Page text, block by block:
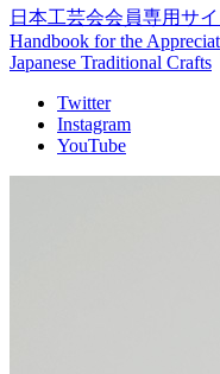
日本工芸会会員専用サイ
Handbook for the
Japanese Traditional Crafts
Twitter
Instagram
YouTube